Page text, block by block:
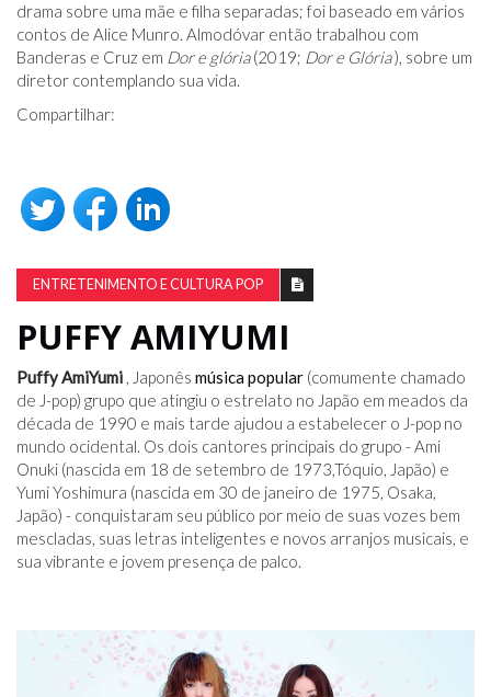
drama sobre uma mãe e filha separadas; foi baseado em vários
contos de Alice Munro. Almodóvar então trabalhou com
Banderas e Cruz em Dor e glória(2019; Dor e Glória), sobre um
diretor contemplando sua vida.
Compartilhar:
ENTRETENIMENTO E CULTURA POP
PUFFY AMIYUMI
Puffy AmiYumi , Japonês música popular (comumente chamado
de J-pop) grupo que atingiu o estrelato no Japão em meados da
década de 1990 e mais tarde ajudou a estabelecer o J-pop no
mundo ocidental. Os dois cantores principais do grupo - Ami
Onuki (nascida em 18 de setembro de 1973,Tóquio, Japão) e
Yumi Yoshimura (nascida em 30 de janeiro de 1975, Osaka,
Japão) - conquistaram seu público por meio de suas vozes bem
mescladas, suas letras inteligentes e novos arranjos musicais, e
sua vibrante e jovem presença de palco.